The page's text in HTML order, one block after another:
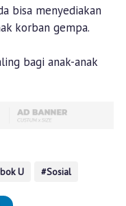
bisa menyediakan
korban gempa.
bagi anak-anak
U Sosial